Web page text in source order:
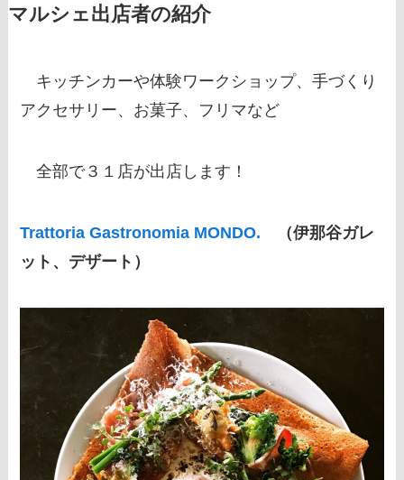
マルシェ出店者の紹介
キッチンカーや体験ワークショップ、手づくり
アクセサリー、お菓子、フリマなど
全部で３１店が出店します！
Trattoria Gastronomia MONDO. （伊那谷ガレ
ット、デザート）